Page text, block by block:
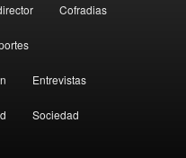
Cofradias
Entrevistas
Sociedad